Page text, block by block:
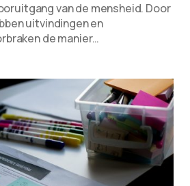
van de mensheid. Door
uitvindingen en
de manier…